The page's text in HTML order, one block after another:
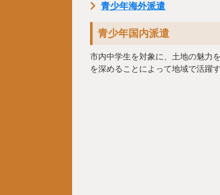
青少年海外派遣
青少年国内派遣
市内中学生を対象に、土地の魅力
を深めることによって地域で活躍